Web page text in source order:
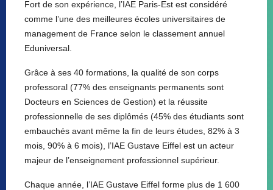
Fort de son expérience, l’IAE Paris-Est est considéré
comme l’une des meilleures écoles universitaires de
management de France selon le classement annuel
Eduniversal.
Grâce à ses 40 formations, la qualité de son corps
professoral (77% des enseignants permanents sont
Docteurs en Sciences de Gestion) et la réussite
professionnelle de ses diplômés (45% des étudiants sont
embauchés avant même la fin de leurs études, 82% à 3
mois, 90% à 6 mois), l’IAE Gustave Eiffel est un acteur
majeur de l’enseignement professionnel supérieur.
Chaque année, l’IAE Gustave Eiffel forme plus de 1 600